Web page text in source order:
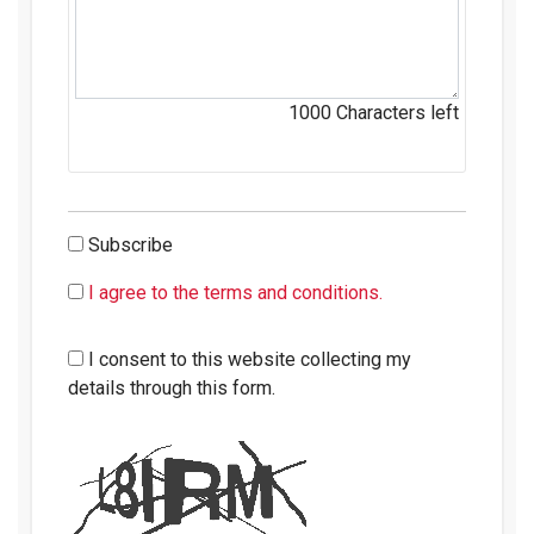
1000 Characters left
Subscribe
I agree to the terms and conditions.
I consent to this website collecting my
details through this form.